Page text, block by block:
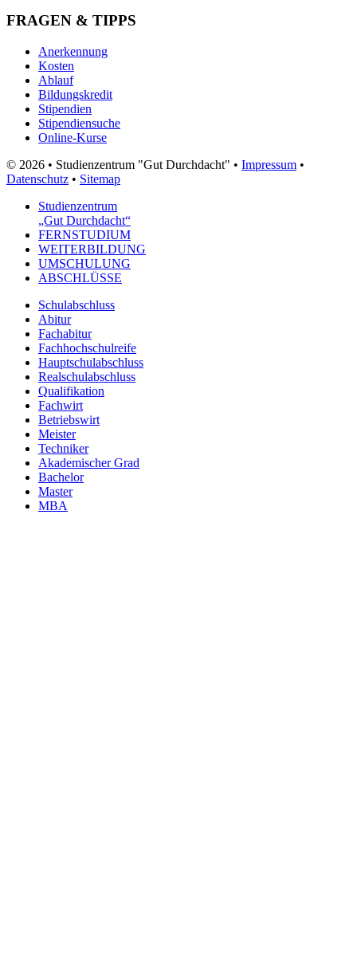
FRAGEN & TIPPS
Anerkennung
Kosten
Ablauf
Bildungskredit
Stipendien
Stipendiensuche
Online-Kurse
© 2026 • Studienzentrum "Gut Durchdacht" • Impressum •
Datenschutz • Sitemap
Studienzentrum
„Gut Durchdacht“
FERNSTUDIUM
WEITERBILDUNG
UMSCHULUNG
ABSCHLÜSSE
Schulabschluss
Abitur
Fachabitur
Fachhochschulreife
Hauptschulabschluss
Realschulabschluss
Qualifikation
Fachwirt
Betriebswirt
Meister
Techniker
Akademischer Grad
Bachelor
Master
MBA